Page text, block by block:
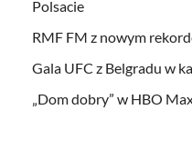
Polsacie
RMF FM z nowym
Gala UFC z Belgradu w
„Dom dobry” w HBO